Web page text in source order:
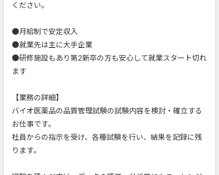
ください。
●月給制で安定収入
●就業先は主に大手企業
●研修施設もあり第2新卒の方も安心して就業スタート切れ
ます
【業務の詳細】
バイオ医薬品の品質管理試験の試験内容を検討・確立する
お仕事です。
社員からの指示を受け、各種試験を行い、結果を記録に残
ります。